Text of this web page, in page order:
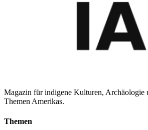
Magazin für indigene Kulturen, Archäologie
Themen Amerikas.
Themen